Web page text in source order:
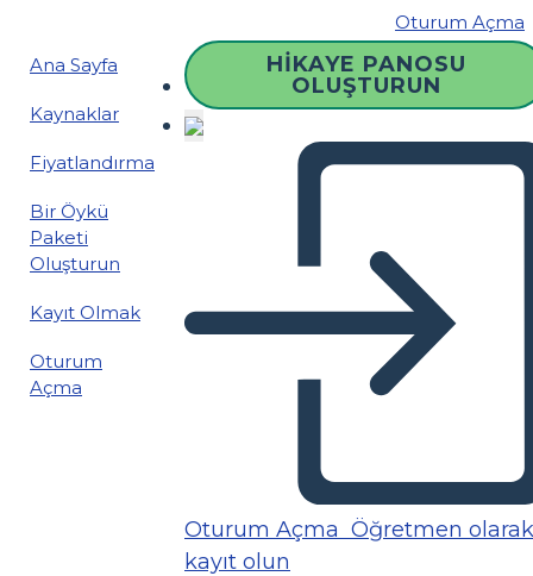
Oturum Açma
Ana Sayfa
Kaynaklar
Fiyatlandırma
Bir Öykü
Paketi
Oluşturun
Kayıt Olmak
Oturum
Açma
HIKAYE PANOSU
OLUŞTURUN
Oturum Açma Öğretmen olarak
kayıt olun